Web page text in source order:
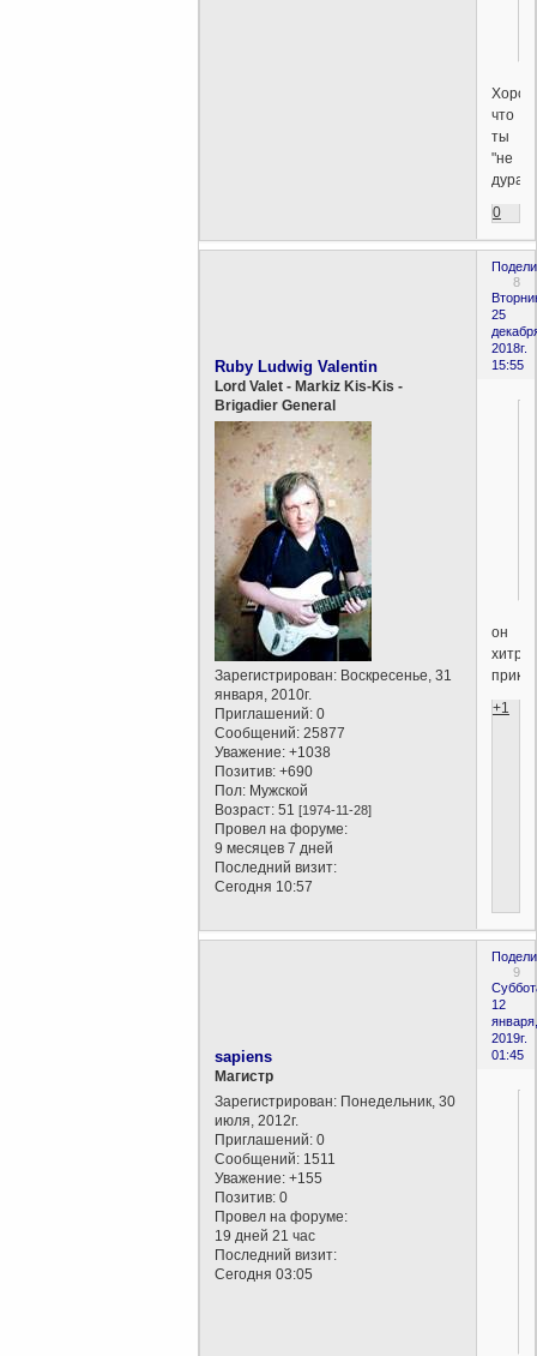
что
ты
"не
0
8
25
2018г.
15:55
Ruby Ludwig Valentin
Lord Valet - Markiz Kis-Kis -
Brigadier General
Зарегистрирован: Воскресенье, 31
января, 2010г.
Приглашений: 0
Сообщений: 25877
Уважение: +1038
Позитив: +690
Пол: Мужской
Возраст: 51[1974-11-28]
Провел на форуме:
9 месяцев 7 дней
Последний визит:
Сегодня 10:57
он
+1
9
12
января,
2019г.
01:45
sapiens
Магистр
Зарегистрирован: Понедельник, 30
июля, 2012г.
Приглашений: 0
Сообщений: 1511
Уважение: +155
Позитив: 0
Провел на форуме:
19 дней 21 час
Последний визит:
Сегодня 03:05